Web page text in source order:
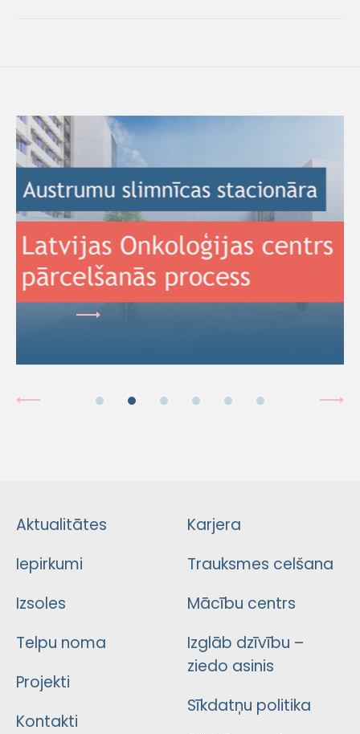
Aktualitātes
Iepirkumi
Izsoles
Telpu noma
Projekti
Kontakti
Karjera
Trauksmes celšana
Mācību centrs
Izglāb dzīvību –
ziedo asinis
Sīkdatņu politika